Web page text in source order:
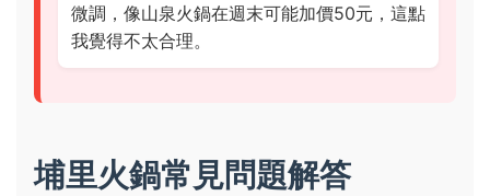
微調，像山泉火鍋在週末可能加價50元，這點
我覺得不太合理。
埔里火鍋常見問題解答